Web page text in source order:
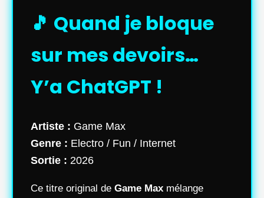
🎵 Quand je bloque
sur mes devoirs…
Y’a ChatGPT !
Artiste : Game Max
Genre : Electro / Fun / Internet
Sortie : 2026
Ce titre original de Game Max mélange